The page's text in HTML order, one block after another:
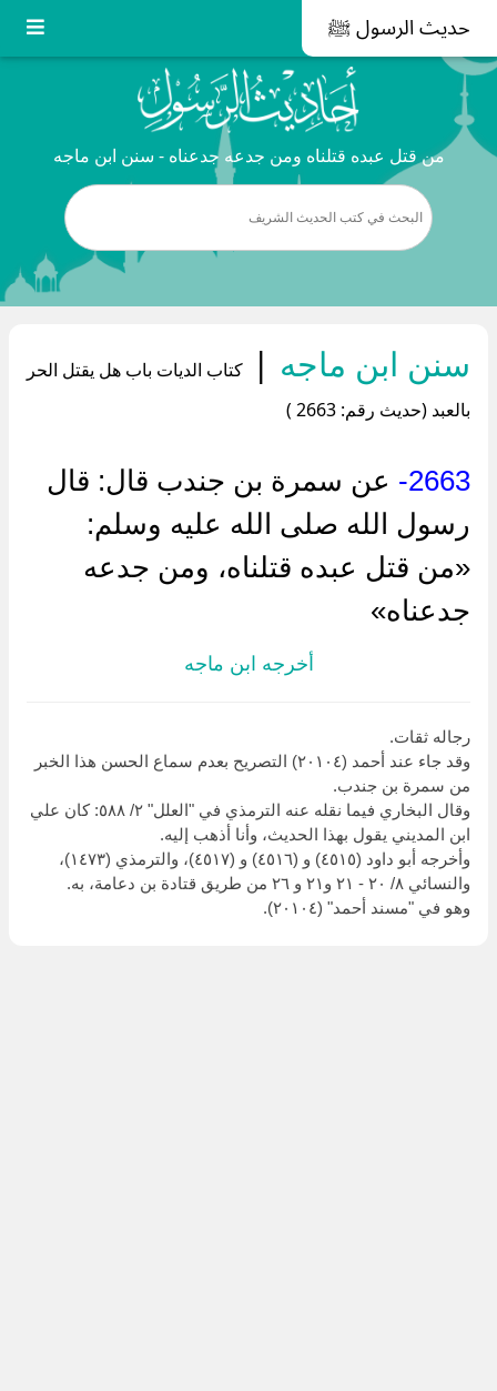
حديث الرسول ﷺ
من قتل عبده قتلناه ومن جدعه جدعناه - سنن ابن ماجه
سنن ابن ماجه |
كتاب الديات باب هل يقتل الحر
بالعبد (حديث رقم: 2663 )
2663-
عن سمرة بن جندب قال: قال
رسول الله صلى الله عليه وسلم:
«من قتل عبده قتلناه، ومن جدعه
جدعناه»
أخرجه ابن ماجه
رجاله ثقات.
وقد جاء عند أحمد (٢٠١٠٤) التصريح بعدم سماع الحسن هذا الخبر
من سمرة بن جندب.
وقال البخاري فيما نقله عنه الترمذي في "العلل" ٢/ ٥٨٨: كان علي
ابن المديني يقول بهذا الحديث، وأنا أذهب إليه.
وأخرجه أبو داود (٤٥١٥) و (٤٥١٦) و (٤٥١٧)، والترمذي (١٤٧٣)،
والنسائي ٨/ ٢٠ - ٢١ و٢١ و ٢٦ من طريق قتادة بن دعامة، به.
وهو في "مسند أحمد" (٢٠١٠٤).